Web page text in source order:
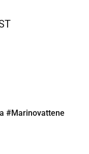
#Marinovattene